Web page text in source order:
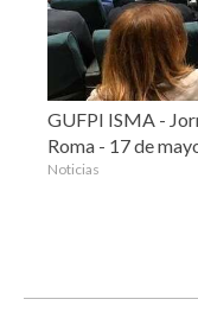
GUFPI ISMA -
Roma - 17 de
Noticias